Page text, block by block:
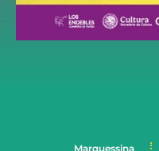
Marquessina